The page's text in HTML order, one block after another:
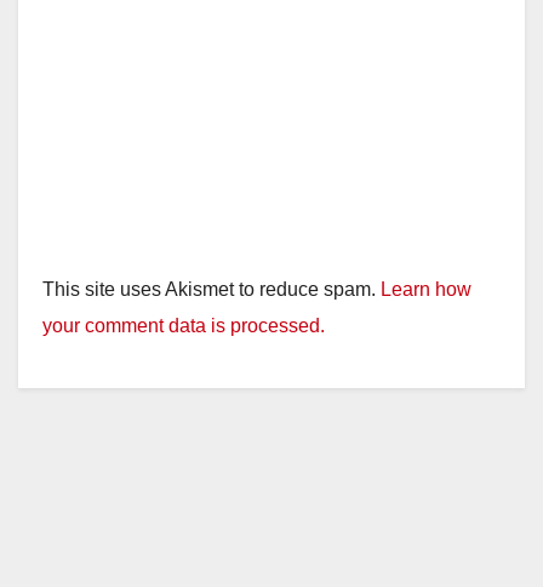
This site uses Akismet to reduce spam. Learn how
your comment data is processed.